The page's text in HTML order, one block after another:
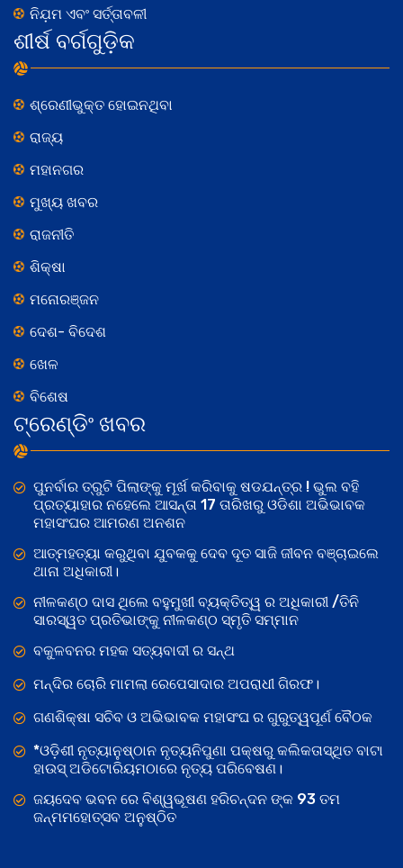
ନିଯ଼ମ ଏବଂ ସର୍ତ୍ତାବଳୀ
ଶୀର୍ଷ ବର୍ଗଗୁଡ଼ିକ
ଶ୍ରେଣୀଭୁକ୍ତ ହୋଇନଥିବା
ରାଜ୍ୟ
ମହାନଗର
ମୁଖ୍ୟ ଖବର
ରାଜନୀତି
ଶିକ୍ଷା
ମନୋରଞ୍ଜନ
ଦେଶ- ବିଦେଶ
ଖେଳ
ବିଶେଷ
ଟ୍ରେଣ୍ଡିଂ ଖବର
ପୁନର୍ବାର ତ୍ରୁଟି ପିଲାଙ୍କୁ ମୂର୍ଖ କରିବାକୁ ଷଡଯନ୍ତ୍ର ! ଭୁଲ ବହି
ପ୍ରତ୍ୟାହାର ନହେଲେ ଆସନ୍ତା 17 ତାରିଖରୁ ଓଡିଶା ଅଭିଭାବକ
ମହାସଂଘର ଆମରଣ ଅନଶନ
ଆତ୍ମହତ୍ୟା କରୁଥିବା ଯୁବକକୁ ଦେବ ଦୂତ ସାଜି ଜୀବନ ବଞ୍ଚାଇଲେ
ଥାନା ଅଧିକାରୀ।
ନୀଳକଣ୍ଠ ଦାସ ଥିଲେ ବହୁମୁଖୀ ବ୍ୟକ୍ତିତ୍ୱ ର ଅଧିକାରୀ /ତିନି
ସାରସ୍ୱତ ପ୍ରତିଭାଙ୍କୁ ନୀଳକଣ୍ଠ ସ୍ମୃତି ସମ୍ମାନ
ବକୁଳବନର ମହକ ସତ୍ୟବାଦୀ ର ସନ୍ଥ
ମନ୍ଦିର ଚୋରି ମାମଲା ରେପେସାଦାର ଅପରାଧୀ ଗିରଫ।
ଗଣଶିକ୍ଷା ସଚିବ ଓ ଅଭିଭାବକ ମହାସଂଘ ର ଗୁରୁତ୍ୱପୂର୍ଣ ବୈଠକ
*ଓଡ଼ିଶୀ ନୃତ୍ୟାନୁଷ୍ଠାନ ନୃତ୍ୟନିପୁଣା ପକ୍ଷରୁ କଲିକତାସ୍ଥିତ ବାଟା
ହାଉସ୍ ଅଡିଟୋରିୟମଠାରେ ନୃତ୍ୟ ପରିବେଷଣ।
ଜୟଦେବ ଭବନ ରେ ବିଶ୍ୱଭୂଷଣ ହରିଚନ୍ଦନ ଙ୍କ 93 ତମ
ଜନ୍ମମହୋତ୍ସବ ଅନୁଷ୍ଠିତ